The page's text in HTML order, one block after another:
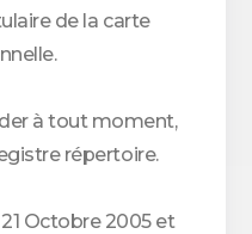
de la carte
à tout moment,
répertoire.
Octobre 2005 et